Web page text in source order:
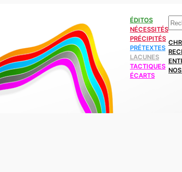
ÉDITOS
NÉCESSITÉS
PRÉCIPITÉS
PRÉTEXTES
LACUNES
TACTIQUES
ÉCARTS